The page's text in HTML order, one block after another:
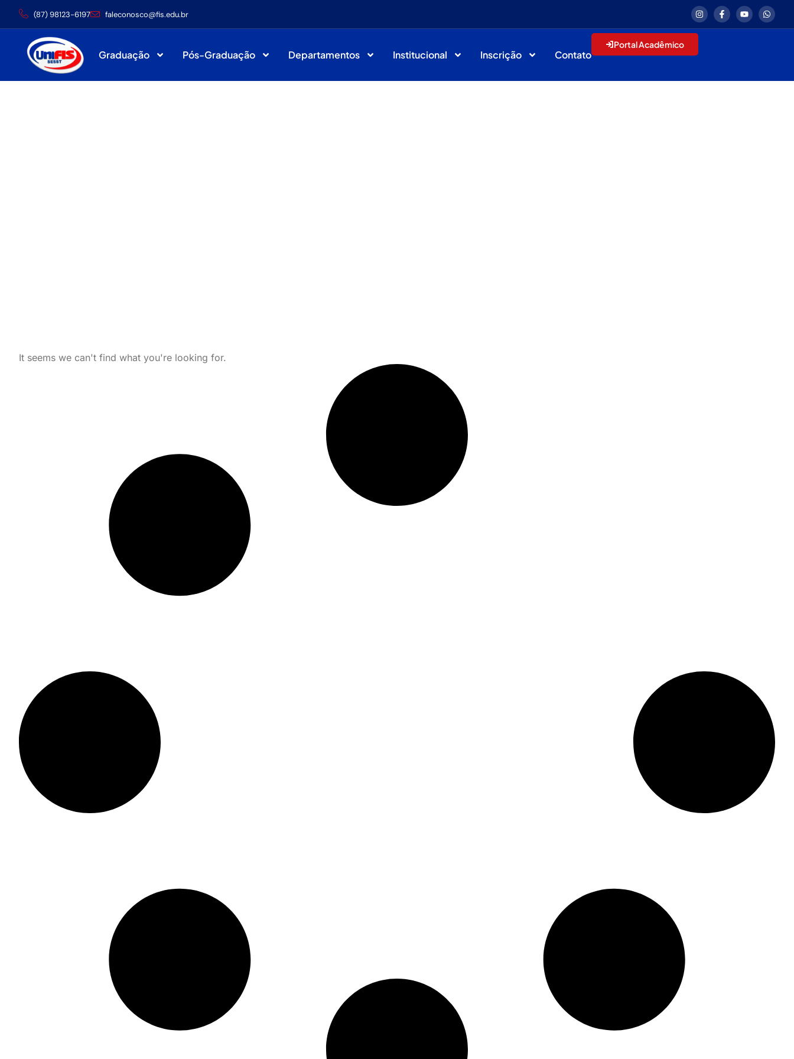
(‪87) 98123-6197 faleconosco@fis.edu.br
Graduação Pós-Graduação Departamentos Institucional Inscrição Contato
Portal Acadêmico
It seems we can't find what you're looking for.